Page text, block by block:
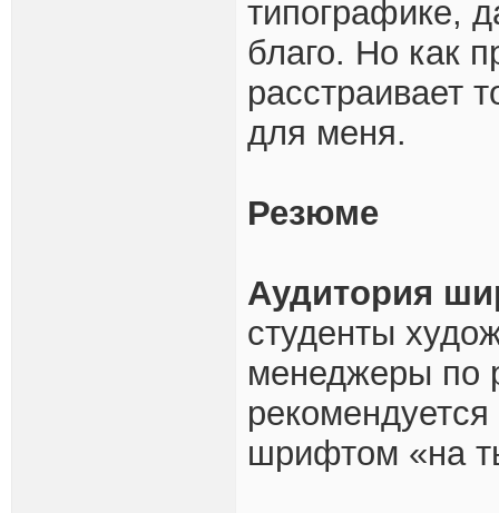
типографике,
благо. Но как
расстраивает
для меня.
Резюме
Аудитория
студенты
менеджеры по
шрифтом «на